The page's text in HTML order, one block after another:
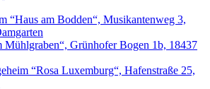
“Haus am Bodden“, Musikantenweg 3,
Mühlgraben“, Grünhofer Bogen 1b, 18437
“Rosa Luxemburg“, Hafenstraße 25,